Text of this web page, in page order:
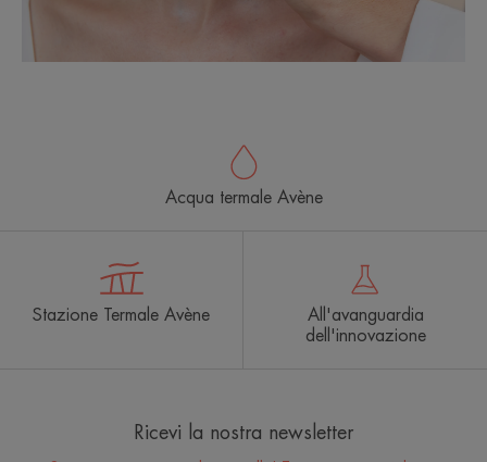
Acqua termale Avène
Stazione Termale Avène
All'avanguardia
dell'innovazione
Ricevi la nostra newsletter